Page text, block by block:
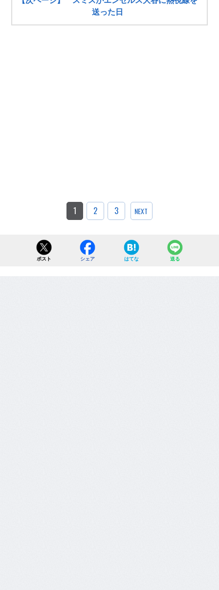
送った日
1 2 3 NEXT
ポスト シェア はてな 送る